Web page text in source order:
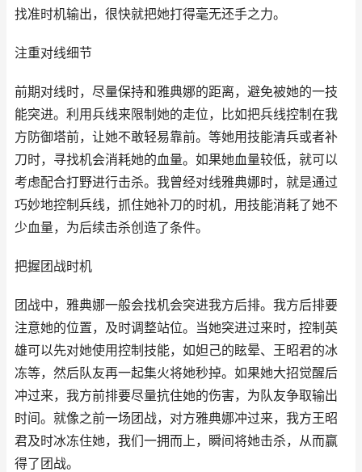
找准时机输出，很快就把她打得毫无还手之力。
注重对线细节
前期对线时，尽量保持和雅典娜的距离，避免被她的一技
能突进。利用兵线来限制她的走位，比如把兵线控制在我
方防御塔前，让她不敢轻易靠前。等她用技能清兵或者补
刀时，寻找机会消耗她的血量。如果她血量较低，就可以
考虑配合打野进行击杀。我曾经对线雅典娜时，就是通过
巧妙地控制兵线，抓住她补刀的时机，用技能消耗了她不
少血量，为后续击杀创造了条件。
把握团战时机
团战中，雅典娜一般会找机会突进我方后排。我方后排要
注意她的位置，及时调整站位。当她突进过来时，控制英
雄可以先对她使用控制技能，如妲己的眩晕、王昭君的冰
冻等，然后队友再一起集火将她秒掉。如果她大招觉醒后
冲过来，我方前排要尽量抗住她的伤害，为队友争取输出
时间。就像之前一场团战，对方雅典娜冲过来，我方王昭
君及时冰冻住她，我们一拥而上，瞬间将她击杀，从而赢
得了团战。